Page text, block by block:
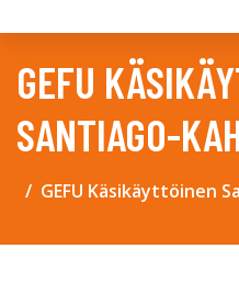
GEFU
SANTIAGO-
GEFU Käsikäyttöinen